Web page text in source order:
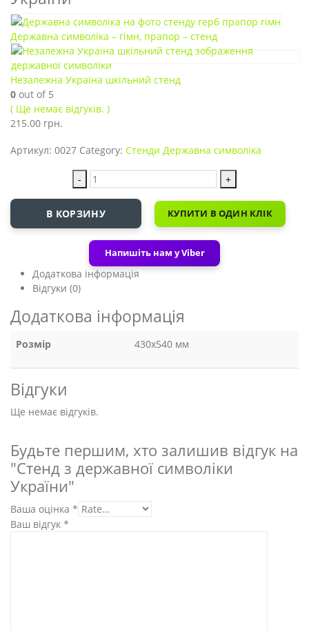
Державна символіка – гімн, прапор – стенд
Незалежна Україна шкільний стенд
0 out of 5
( Ще немає відгуків. )
215.00 грн.
Артикул: 0027 Category: Стенди Державна символіка
- +
В КОРЗИНУ КУПИТИ В ОДИН КЛІК
Напишіть нам у Viber
Додаткова інформація
Відгуки (0)
Додаткова інформація
Розмір 430х540 мм
Відгуки
Ще немає відгуків.
Будьте першим, хто залишив відгук на
"Стенд з державної символіки
України"
Ваша оцінка *
Ваш відгук *